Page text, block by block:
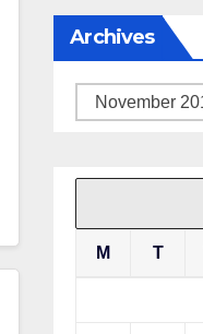
Archives
Archives
M T